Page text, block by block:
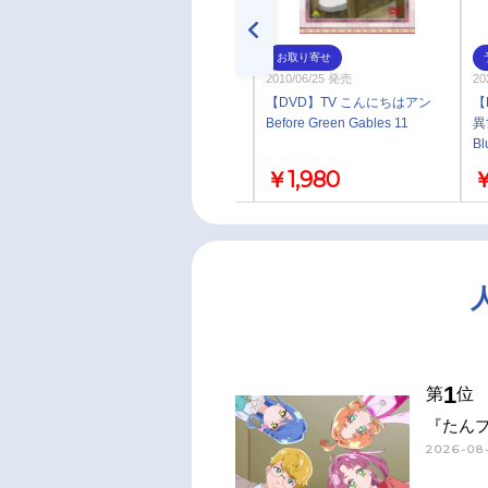
お取り寄せ
2010/06/25 発売
【DVD】TV こんにちはアン
Before Green Gables 11
￥1,980
第1位
『たん
2026-